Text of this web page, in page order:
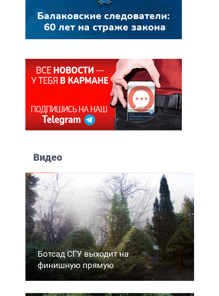
Видео
Ботсад СГУ выходит на
финишную прямую